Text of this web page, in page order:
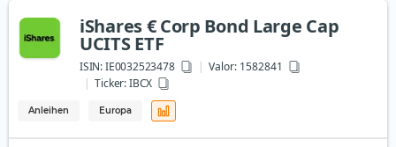
iShares € Corp Bond Large Cap
UCITS ETF
ISIN:IE0032523478
Valor: 1582841
Ticker:IBCX
Anleihen Europa